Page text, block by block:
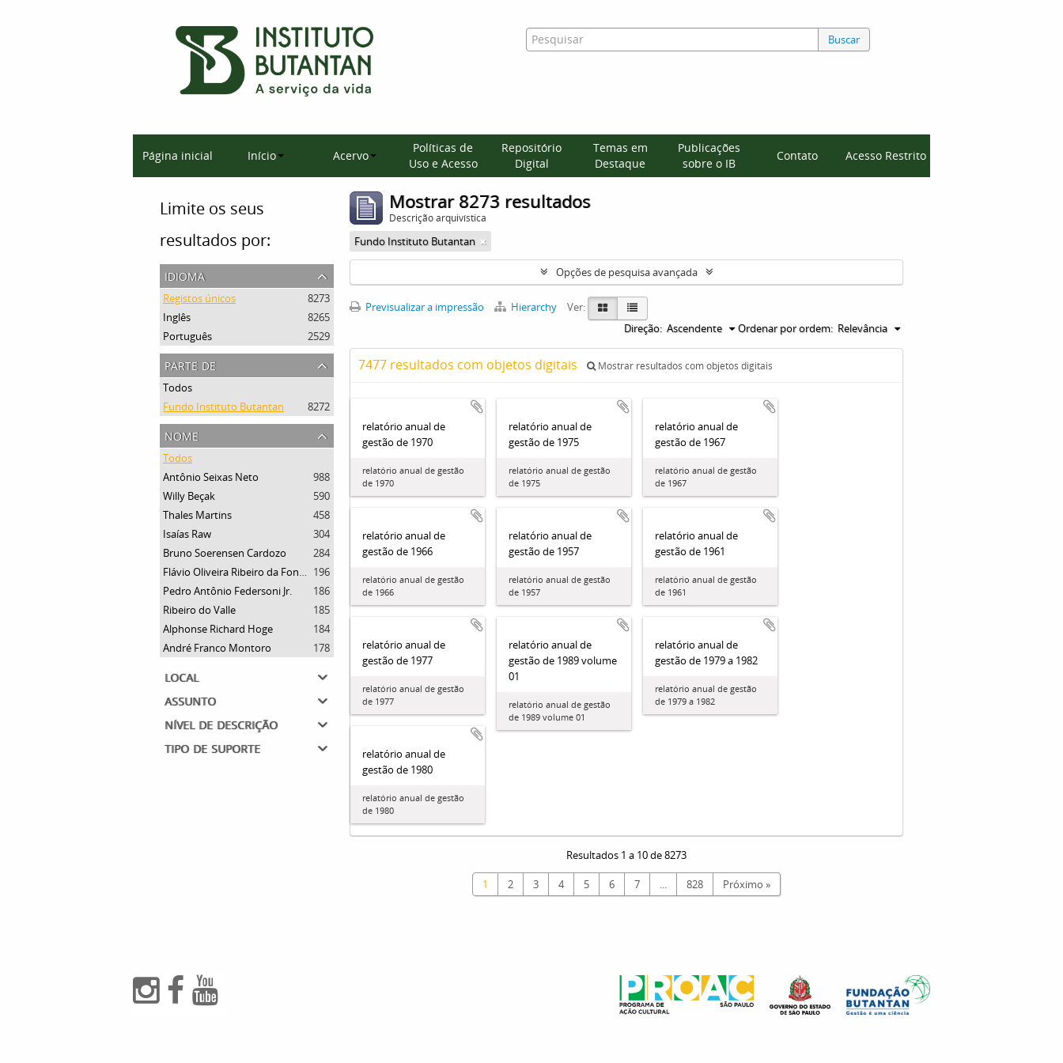
Buscar
Página inicial Início Acervo
Políticas de
Uso e Acesso
Repositório
Digital
Temas em
Destaque
Publicações
sobre o IB
Contato Acesso Restrito
Limite os seus
resultados por:
idioma
Registos únicos
8273
Inglês
8265
Português
2529
parte de
Todos
Fundo Instituto Butantan
8272
nome
Todos
Antônio Seixas Neto
988
Willy Beçak
590
Thales Martins
458
Isaías Raw
304
Bruno Soerensen Cardozo
284
Flávio Oliveira Ribeiro da Fonseca 196
Pedro Antônio Federsoni Jr.
186
Ribeiro do Valle
185
Alphonse Richard Hoge
184
André Franco Montoro
178
local
assunto
nível de descrição
tipo de suporte
Mostrar 8273 resultados
Descrição arquivística
Fundo Instituto Butantan
Opções de pesquisa avançada
Previsualizar a impressão Hierarchy
Ver:
Ordenar por ordem: Relevância
Direção: Ascendente
7477 resultados com objetos digitais Mostrar resultados com objetos digitais
relatório anual de
gestão de 1970
relatório anual de gestão
de 1970
relatório anual de
gestão de 1975
relatório anual de gestão
de 1975
relatório anual de
gestão de 1967
relatório anual de gestão
de 1967
relatório anual de
gestão de 1966
relatório anual de gestão
de 1966
relatório anual de
gestão de 1957
relatório anual de gestão
de 1957
relatório anual de
gestão de 1961
relatório anual de gestão
de 1961
relatório anual de
gestão de 1977
relatório anual de gestão
de 1977
relatório anual de
gestão de 1989 volume
01
relatório anual de gestão
de 1989 volume 01
relatório anual de
gestão de 1979 a 1982
relatório anual de gestão
de 1979 a 1982
relatório anual de
gestão de 1980
relatório anual de gestão
de 1980
Resultados 1 a 10 de 8273
1 2 3 4 5 6 7 ... 828 Próximo »